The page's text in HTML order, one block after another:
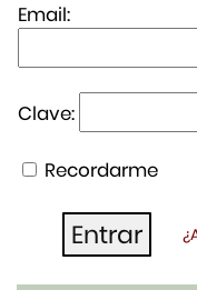
Email:
Clave:
Recordarme